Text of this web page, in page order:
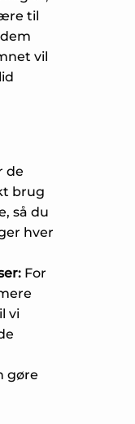
til
vil
de
brug
så du
hver
For
vi
gøre